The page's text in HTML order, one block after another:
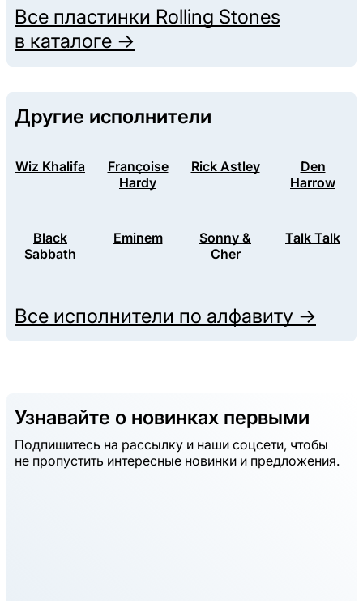
Все пластинки Rolling Stones
в каталоге →
Другие исполнители
Wiz Khalifa
Françoise
Hardy
Rick Astley
Den
Harrow
Black
Sabbath
Eminem
Sonny &
Cher
Talk Talk
Все исполнители по алфавиту →
Узнавайте о новинках первыми
Подпишитесь на рассылку и наши соцсети, чтобы
не пропустить интересные новинки и предложения.